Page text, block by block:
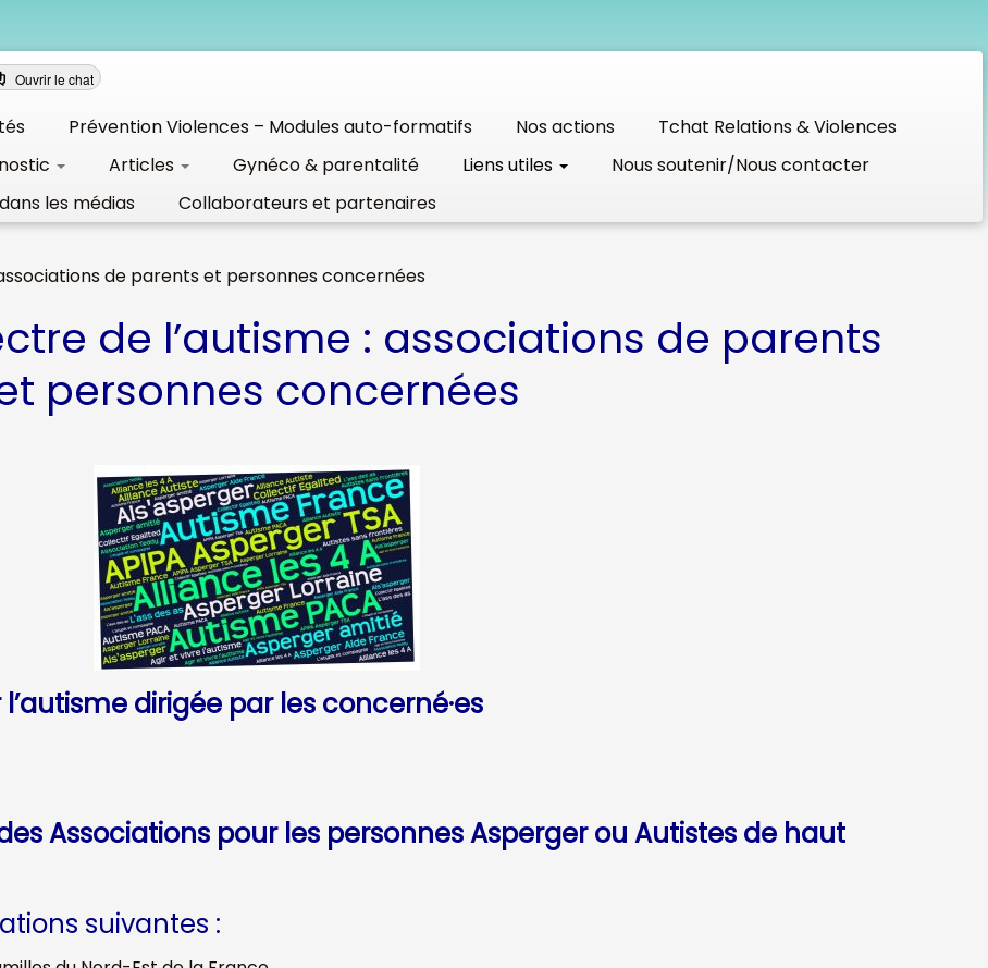
Ouvrir le chat
Prévention Violences – Modules auto-formatifs Nos actions
Tchat Relations & Violences
Articles Gynéco & parentalité Liens utiles
Nous soutenir/Nous contacter
dans les médias
Collaborateurs et partenaires
de parents et personnes concernées
de l’autisme : associations de parents
personnes concernées
dirigée par les concerné·es
Associations pour les personnes Asperger ou Autistes de haut
suivantes :